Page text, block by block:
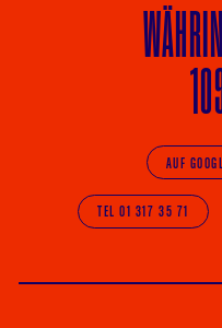
AUF
TEL 01 317 35 71